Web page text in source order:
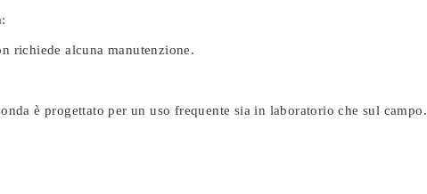
richiede alcuna manutenzione.
è progettato per un uso frequente sia in laboratorio che sul campo.